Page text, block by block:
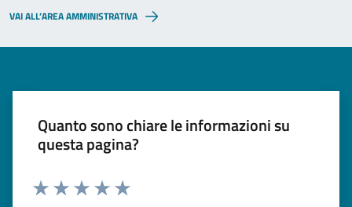
VAI ALL’AREA AMMINISTRATIVA
Quanto sono chiare le informazioni su
questa pagina?